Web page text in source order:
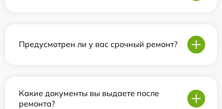
Предусмотрен ли у вас срочный ремонт?
Какие документы вы выдаете после
ремонта?